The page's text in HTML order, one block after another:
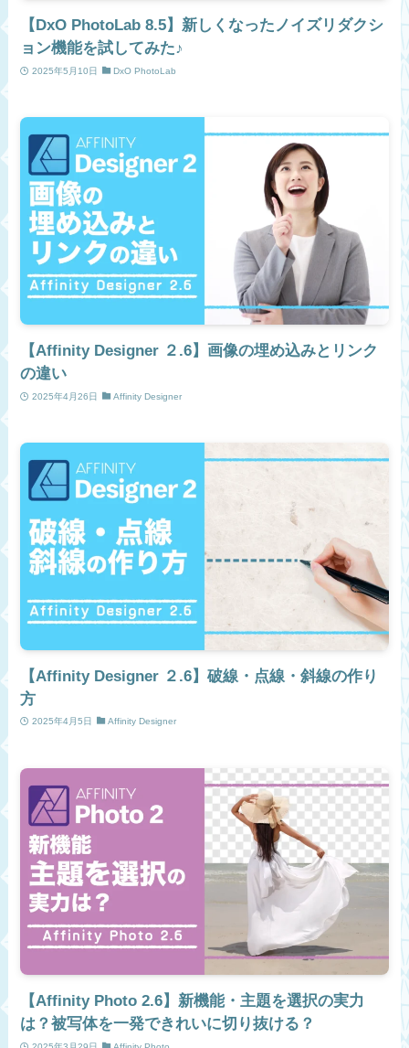
【DxO PhotoLab 8.5】新しくなったノイズリダクシ
ョン機能を試してみた♪
2025年5月10日 DxO PhotoLab
【Affinity Designer ２.6】画像の埋め込みとリンク
の違い
2025年4月26日 Affinity Designer
【Affinity Designer ２.6】破線・点線・斜線の作り
方
2025年4月5日 Affinity Designer
【Affinity Photo 2.6】新機能・主題を選択の実力
は？被写体を一発できれいに切り抜ける？